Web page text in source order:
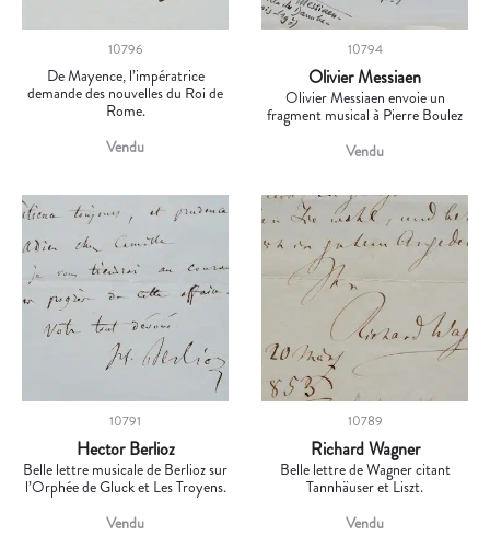
10796
De Mayence, l’impératrice
demande des nouvelles du Roi de
Rome.
Vendu
10794
Olivier Messiaen
Olivier Messiaen envoie un
fragment musical à Pierre Boulez
Vendu
10791
Hector Berlioz
Belle lettre musicale de Berlioz sur
l’Orphée de Gluck et Les Troyens.
Vendu
10789
Richard Wagner
Belle lettre de Wagner citant
Tannhäuser et Liszt.
Vendu